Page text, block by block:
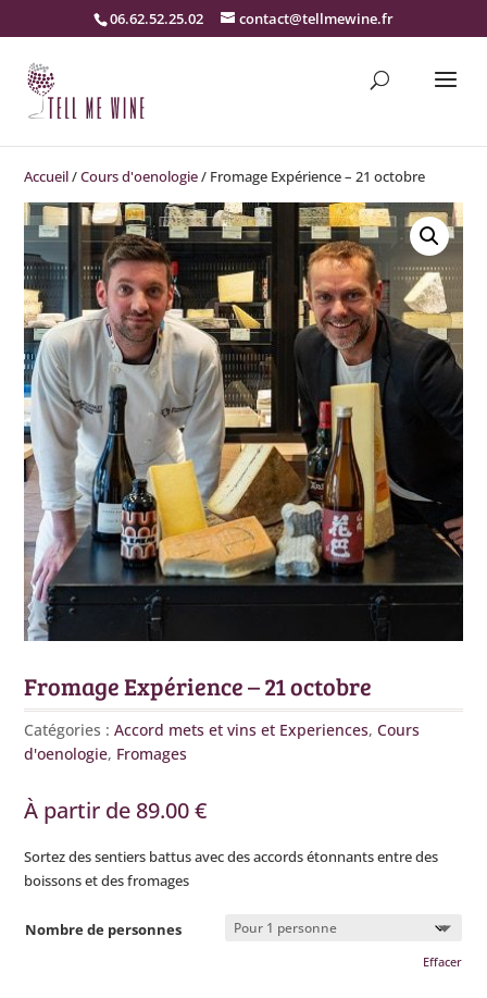
06.62.52.25.02 contact@tellmewine.fr
Accueil/Cours d'oenologie/ Fromage Expérience – 21 octobre
Fromage Expérience – 21 octobre
Catégories :Accord mets et vins et Experiences,Cours
d'oenologie, Fromages
À partir de 89.00€
Sortez des sentiers battus avec des accords étonnants entre des
boissons et des fromages
Nombre de personnes
Effacer